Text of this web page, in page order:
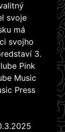
svoje
má
svojho
3.
Pink
Music
Press